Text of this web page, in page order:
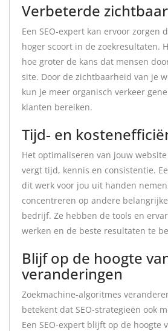
Verbeterde
Een SEO-expert kan ervoor zorgen
hoger scoort in de zoekresultaten.
hoe groter de kans dat mensen
site. Door de zichtbaarheid van je
kun je meer organisch verkeer
klanten bereiken.
Tijd- en
Het optimaliseren van jouw
vergt tijd, kennis en consistentie.
dit werk voor jou uit handen
concentreren op andere
bedrijf. Ze hebben de tools en
werken en de beste resultaten te
Blijf op de hoogte
veranderingen
Zoekmachine-algoritmes
betekent dat SEO-strategieën ook
Een SEO-expert blijft op de hoogte